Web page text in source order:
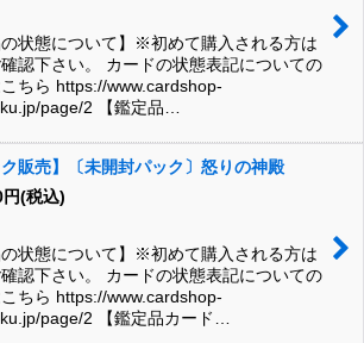
の状態について】※初めて購入される方は
認下さい。 カードの状態表記についての
ちら https://www.cardshop-
page/2 【鑑定品…
ク販売】〔未開封パック〕怒りの神殿
円(税込)
の状態について】※初めて購入される方は
認下さい。 カードの状態表記についての
ちら https://www.cardshop-
page/2 【鑑定品カード…